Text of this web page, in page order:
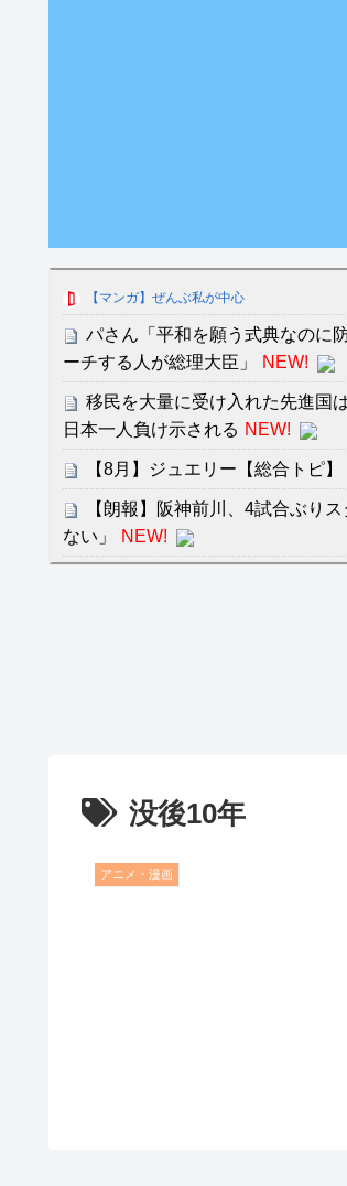
【マンガ】ぜんぶ私が中心
パさん「平和を願う式典なのに
ーチする人が総理大臣」
NEW!
移民を大量に受け入れた先進国
日本一人負け示される NEW!
【8月】ジュエリー【総合トピ】
【朗報】阪神前川、4試合ぶり
ない」
NEW!
たすら愛し合う。
Powered by livedoor 相互RSS
没後10年
アニメ・漫画